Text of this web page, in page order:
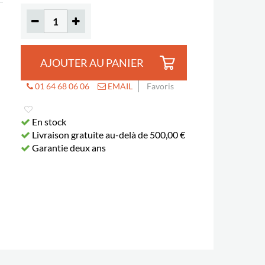
AJOUTER AU PANIER
01 64 68 06 06 EMAIL Favoris
En stock
Livraison gratuite au-delà de 500,00 €
Garantie deux ans